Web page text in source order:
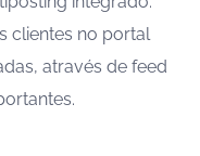
clientes no portal
através de feed